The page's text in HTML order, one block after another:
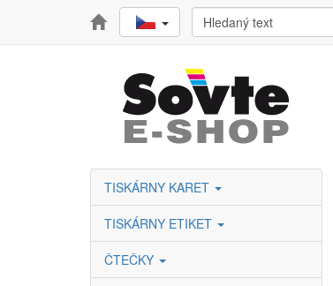
TISKÁRNY KARET
TISKÁRNY ETIKET
ČTEČKY